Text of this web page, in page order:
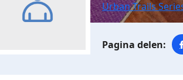
Urban Trails